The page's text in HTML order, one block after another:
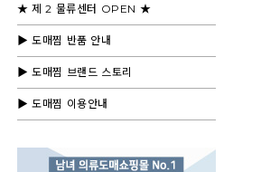
★ 제 2 물류센터 OPEN ★
▶ 도매찜 반품 안내
▶ 도매찜 브랜드 스토리
▶ 도매찜 이용안내
원 (부가세별도)
드제휴사